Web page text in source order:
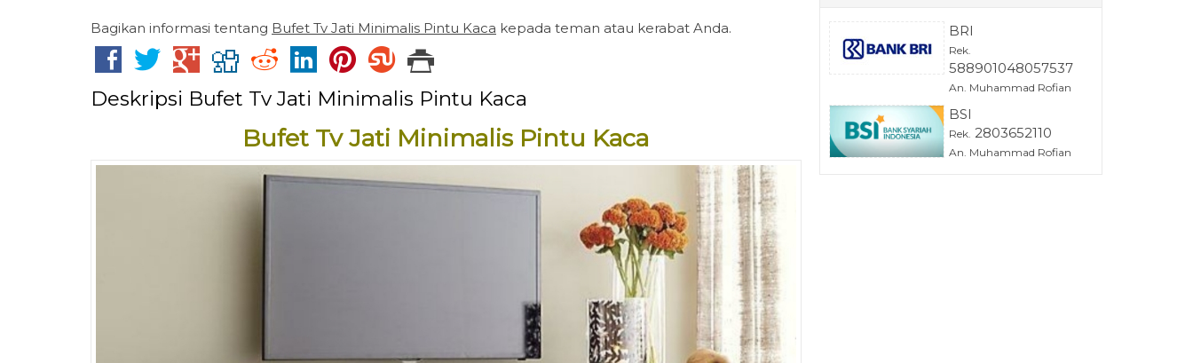
Bagikan informasi tentang Bufet Tv Jati Minimalis Pintu Kaca kepada teman atau kerabat Anda.
Deskripsi Bufet Tv Jati Minimalis Pintu Kaca
Bufet Tv Jati Minimalis Pintu Kaca
BRI
Rek.
588901048057537
An. Muhammad Rofian
BSI
Rek. 2803652110
An. Muhammad Rofian